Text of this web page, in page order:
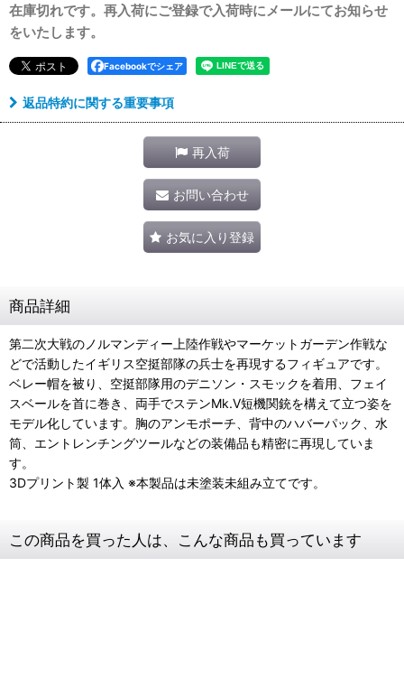
在庫切れです。再入荷にご登録で入荷時にメールにてお知らせ
をいたします。
Facebookでシェア
返品特約に関する重要事項
再入荷
お問い合わせ
お気に入り登録
商品詳細
第二次大戦のノルマンディー上陸作戦やマーケットガーデン作戦な
どで活動したイギリス空挺部隊の兵士を再現するフィギュアです。
ベレー帽を被り、空挺部隊用のデニソン・スモックを着用、フェイ
スベールを首に巻き、両手でステンMk.V短機関銃を構えて立つ姿を
モデル化しています。胸のアンモポーチ、背中のハバーパック、水
筒、エントレンチングツールなどの装備品も精密に再現していま
す。
3Dプリント製 1体入 ※本製品は未塗装未組み立てです。
この商品を買った人は、こんな商品も買っています